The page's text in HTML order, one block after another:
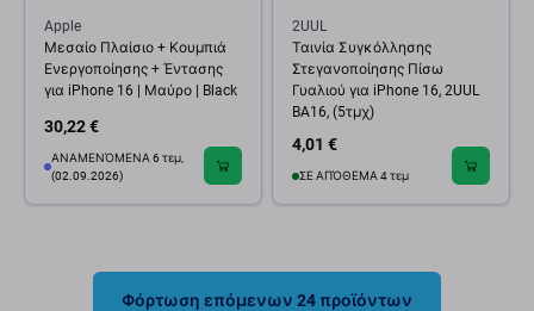
Apple
Μεσαίο Πλαίσιο + Κουμπιά
Ενεργοποίησης + Έντασης
για iPhone 16 | Μαύρο | Black
30,22 €
ΑΝΑΜΕΝΌΜΕΝΑ 6 τεμ,
(02.09.2026)
2UUL
Ταινία Συγκόλλησης
Στεγανοποίησης Πίσω
Γυαλιού για iPhone 16, 2UUL
BA16, (5τμχ)
4,01 €
ΣΕ ΑΠΌΘΕΜΑ 4 τεμ
Φόρτωση επόμενων 24 προϊόντων